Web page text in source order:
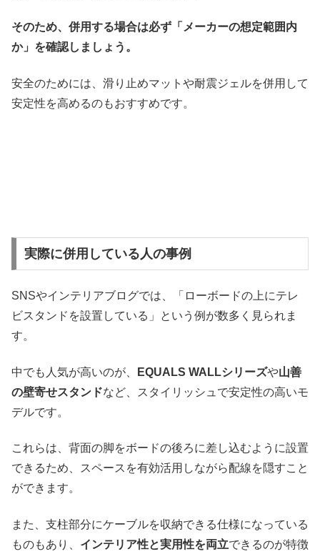
そのため、併用する場合は必ず「メーカーの想定範囲内
か」を確認しましょう。
安全のためには、滑り止めマットや耐震ジェルを併用して
安定性を高めるのもおすすめです。
実際に併用している人の事例
SNSやインテリアブログでは、「ローボードの上にテレ
ビスタンドを設置している」という例が数多く見られま
す。
中でも人気が高いのが、 EQUALS WALLシリーズや山善
の壁寄せスタンドなど、スタイリッシュで安定性の高いモ
デルです。
これらは、背面の脚をボードの後ろに差し込むように設置
できるため、スペースを有効活用しながら配線を隠すこと
ができます。
また、支柱部分にケーブルを収納できる仕様になっている
ものもあり、 インテリア性と実用性を両立できるのが特徴